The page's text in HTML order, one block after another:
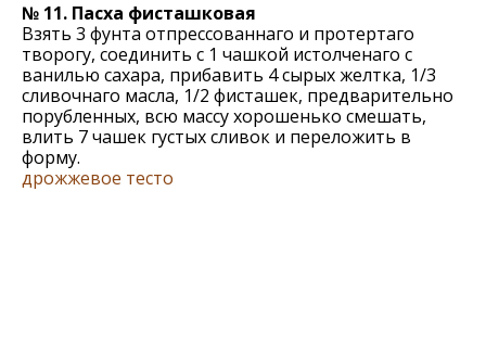
№ 11. Пасха фисташковая
Взять 3 фунта отпрессованнаго и протертаго
творогу, соединить с 1 чашкой истолченаго с
ванилью сахара, прибавить 4 сырых желтка, 1/3
сливочнаго масла, 1/2 фисташек, предварительно
порубленных, всю массу хорошенько смешать,
влить 7 чашек густых сливок и переложить в
форму.
дрожжевое тесто